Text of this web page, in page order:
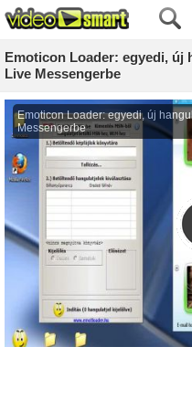
Emoticon Loader: egyedi, új
Live Messengerbe